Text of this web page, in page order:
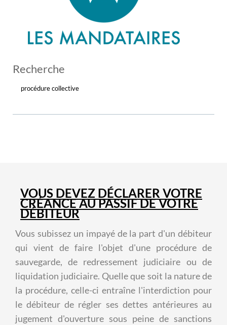
Recherche
procédure collective
VOUS DEVEZ DÉCLARER VOTRE
CRÉANCE AU PASSIF DE VOTRE
DÉBITEUR
Vous subissez un impayé de la part d'un débiteur
qui vient de faire l'objet d'une procédure de
sauvegarde, de redressement judiciaire ou de
liquidation judiciaire. Quelle que soit la nature de
la procédure, celle-ci entraîne l'interdiction pour
le débiteur de régler ses dettes antérieures au
jugement d'ouverture sous peine de sanctions